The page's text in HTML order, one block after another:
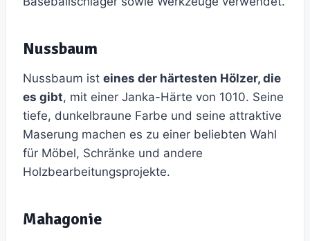
Nussbaum
Nussbaum ist eines der härtesten Hölzer, die
es gibt, mit einer Janka-Härte von 1010. Seine
tiefe, dunkelbraune Farbe und seine attraktive
Maserung machen es zu einer beliebten Wahl
für Möbel, Schränke und andere
Holzbearbeitungsprojekte.
Mahagonie